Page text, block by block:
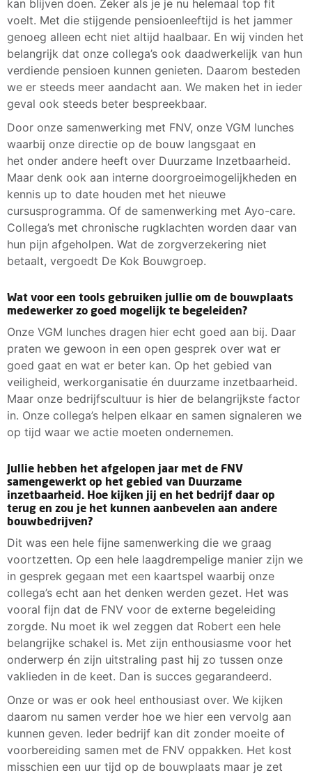
kan blijven doen. Zeker als je je nu helemaal top fit
voelt. Met die stijgende pensioenleeftijd is het jammer
genoeg alleen echt niet altijd haalbaar. En wij vinden het
belangrijk dat onze collega’s ook daadwerkelijk van hun
verdiende pensioen kunnen genieten. Daarom besteden
we er steeds meer aandacht aan. We maken het in ieder
geval ook steeds beter bespreekbaar.
Door onze samenwerking met FNV, onze VGM lunches
waarbij onze directie op de bouw langsgaat en
het onder andere heeft over Duurzame Inzetbaarheid.
Maar denk ook aan interne doorgroeimogelijkheden en
kennis up to date houden met het nieuwe
cursusprogramma. Of de samenwerking met Ayo-care.
Collega’s met chronische rugklachten worden daar van
hun pijn afgeholpen. Wat de zorgverzekering niet
betaalt, vergoedt De Kok Bouwgroep.
Wat voor een tools gebruiken jullie om de bouwplaats
medewerker zo goed mogelijk te begeleiden?
Onze VGM lunches dragen hier echt goed aan bij. Daar
praten we gewoon in een open gesprek over wat er
goed gaat en wat er beter kan. Op het gebied van
veiligheid, werkorganisatie én duurzame inzetbaarheid.
Maar onze bedrijfscultuur is hier de belangrijkste factor
in. Onze collega’s helpen elkaar en samen signaleren we
op tijd waar we actie moeten ondernemen.
Jullie hebben het afgelopen jaar met de FNV
samengewerkt op het gebied van Duurzame
inzetbaarheid. Hoe kijken jij en het bedrijf daar op
terug en zou je het kunnen aanbevelen aan andere
bouwbedrijven?
Dit was een hele fijne samenwerking die we graag
voortzetten. Op een hele laagdrempelige manier zijn we
in gesprek gegaan met een kaartspel waarbij onze
collega’s echt aan het denken werden gezet. Het was
vooral fijn dat de FNV voor de externe begeleiding
zorgde. Nu moet ik wel zeggen dat Robert een hele
belangrijke schakel is. Met zijn enthousiasme voor het
onderwerp én zijn uitstraling past hij zo tussen onze
vaklieden in de keet. Dan is succes gegarandeerd.
Onze or was er ook heel enthousiast over. We kijken
daarom nu samen verder hoe we hier een vervolg aan
kunnen geven. Ieder bedrijf kan dit zonder moeite of
voorbereiding samen met de FNV oppakken. Het kost
misschien een uur tijd op de bouwplaats maar je zet